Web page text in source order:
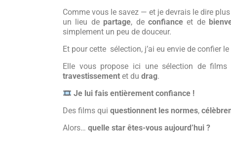
Comme vous le savez — et je devrais le dire
un lieu de partage, deconfiance et de
simplement un peu de douceur.
Et pour cette sélection, j’ai eu envie de confier
Elle vous propose ici une sélection de films
travestissement et du drag.
Je lui fais entièrement confiance !
Des films qui questionnent les normes,
Alors… quelle star êtes-vous aujourd’hui ?